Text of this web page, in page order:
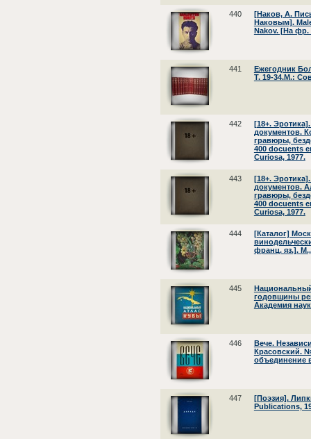
440
[Наков, А.
Наковым].
Nakov. [На фр.
441
Ежегодник
Т. 19-34.М.:
442
[18+.
документов.
гравюры,
400 docuents
Curiosa, 1977.
443
[18+.
документов.
гравюры,
400 docuents
Curiosa, 1977.
444
[Каталог]
франц. яз.]. М.,
445
годовщины
Академия
446
Вече.
Красовский.
объединение
447
[Поэзия].
Publications,